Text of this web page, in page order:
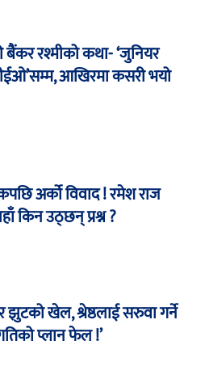
बैंकर रश्मीको कथा- ‘जुनियर
आखिरमा कसरी भयो
अर्को विवाद ! रमेश राज
किन उठ्छन् प्रश्न ?
झुटको खेल, श्रेष्ठलाई सरुवा गर्ने
प्लान फेल !’